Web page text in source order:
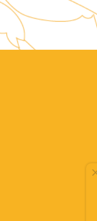
S'INSCRIRE À LA
Suivez nos aventures à